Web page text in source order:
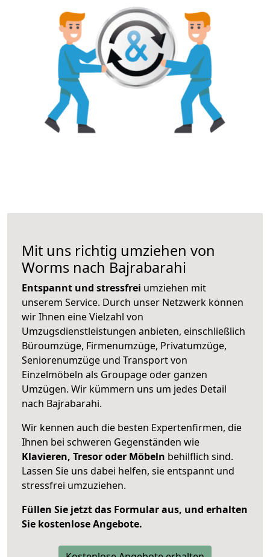
Mit uns richtig umziehen von
Worms nach Bajrabarahi
Entspannt und stressfrei umziehen mit
unserem Service. Durch unser Netzwerk können
wir Ihnen eine Vielzahl von
Umzugsdienstleistungen anbieten, einschließlich
Büroumzüge, Firmenumzüge, Privatumzüge,
Seniorenumzüge und Transport von
Einzelmöbeln als Groupage oder ganzen
Umzügen. Wir kümmern uns um jedes Detail
nach Bajrabarahi.
Wir kennen auch die besten Expertenfirmen, die
Ihnen bei schweren Gegenständen wie
Klavieren, Tresor oder Möbeln behilflich sind.
Lassen Sie uns dabei helfen, sie entspannt und
stressfrei umzuziehen.
Füllen Sie jetzt das Formular aus, und erhalten
Sie kostenlose Angebote.